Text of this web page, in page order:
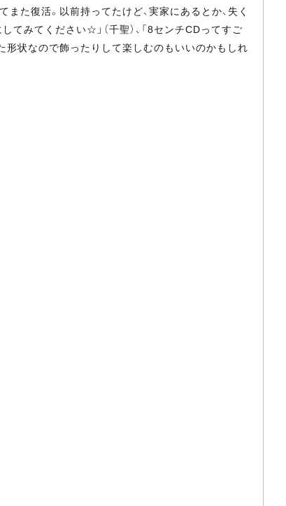
また復活。以前持ってたけど、実家にあるとか、失く
みてください☆」（千聖）、「8センチCDってすご
形状なので飾ったりして楽しむのもいいのかもしれ